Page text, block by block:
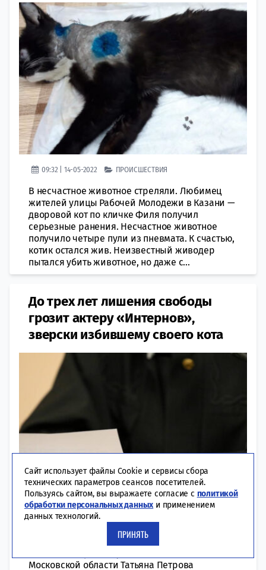
09:32 | 14-05-2022 ПРОИСШЕСТВИЯ
В несчастное животное стреляли. Любимец
жителей улицы Рабочей Молодежи в Казани —
дворовой кот по кличке Филя получил
серьезные ранения. Несчастное животное
получило четыре пули из пневмата. К счастью,
котик остался жив. Неизвестный живодер
пытался убить животное, но даже с...
До трех лет лишения свободы
грозит актеру «Интернов»,
зверски избившему своего кота
10:59 | 06-05-2022
Против него возбудили уголовное дело.
Московской области Татьяна Петрова
Сайт использует файлы Cookie и сервисы сбора
технических параметров сеансов посетителей.
Пользуясь сайтом, вы выражаете согласие с политикой
обработки персональных данных и применением
данных технологий.
ПРИНЯТЬ